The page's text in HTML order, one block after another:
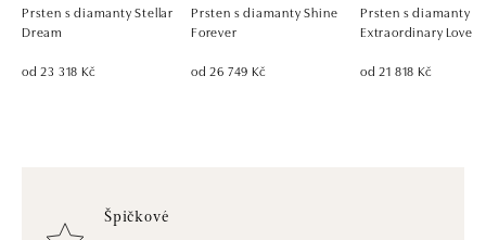
Prsten s diamanty Stellar
Dream
od 23 318 Kč
Prsten s diamanty Shine
Forever
od 26 749 Kč
Prsten s diamanty
Extraordinary Love
od 21 818 Kč
Špičkové